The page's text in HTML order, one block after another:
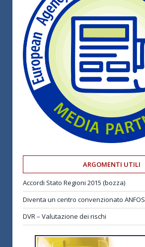
ARGOMENTI UTILI
Accordi Stato Regioni 2015 (bozza)
Diventa un centro convenzionato ANFOS
DVR – Valutazione dei rischi